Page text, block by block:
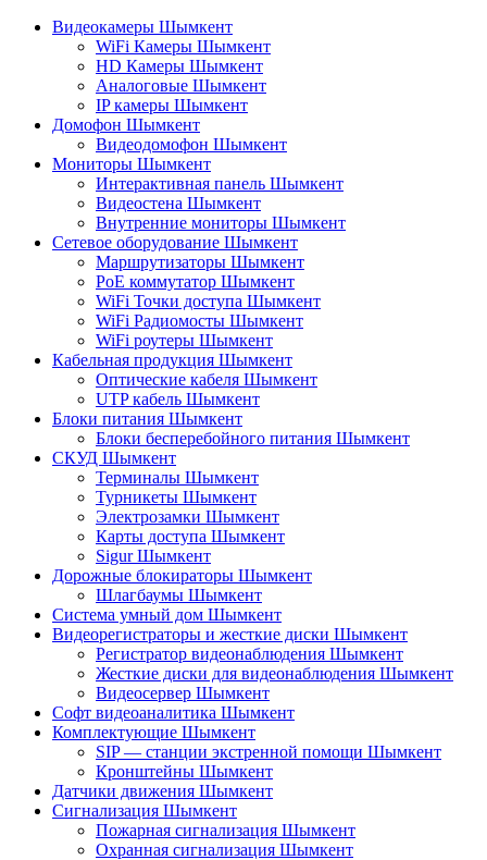
Видеокамеры Шымкент
WiFi Камеры Шымкент
HD Камеры Шымкент
Аналоговые Шымкент
IP камеры Шымкент
Домофон Шымкент
Видеодомофон Шымкент
Мониторы Шымкент
Интерактивная панель Шымкент
Видеостена Шымкент
Внутренние мониторы Шымкент
Сетевое оборудование Шымкент
Маршрутизаторы Шымкент
PoE коммутатор Шымкент
WiFi Точки доступа Шымкент
WiFi Радиомосты Шымкент
WiFi роутеры Шымкент
Кабельная продукция Шымкент
Оптические кабеля Шымкент
UTP кабель Шымкент
Блоки питания Шымкент
Блоки бесперебойного питания Шымкент
СКУД Шымкент
Терминалы Шымкент
Турникеты Шымкент
Электрозамки Шымкент
Карты доступа Шымкент
Sigur Шымкент
Дорожные блокираторы Шымкент
Шлагбаумы Шымкент
Система умный дом Шымкент
Видеорегистраторы и жесткие диски Шымкент
Регистратор видеонаблюдения Шымкент
Жесткие диски для видеонаблюдения Шымкент
Видеосервер Шымкент
Софт видеоаналитика Шымкент
Комплектующие Шымкент
SIP — станции экстренной помощи Шымкент
Кронштейны Шымкент
Датчики движения Шымкент
Сигнализация Шымкент
Пожарная сигнализация Шымкент
Охранная сигнализация Шымкент